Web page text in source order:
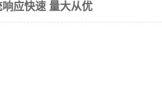
应快速 量大从优